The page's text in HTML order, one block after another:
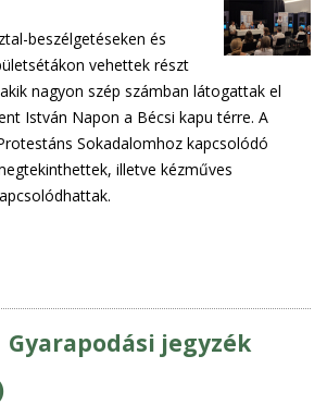
beszélgetéseken és
vehettek részt
nagyon szép számban látogattak el
István Napon a Bécsi kapu térre. A
Sokadalomhoz kapcsolódó
illetve kézműves
Gyarapodási jegyzék